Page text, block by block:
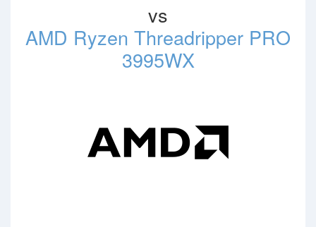
vs
AMD Ryzen Threadripper PRO
3995WX